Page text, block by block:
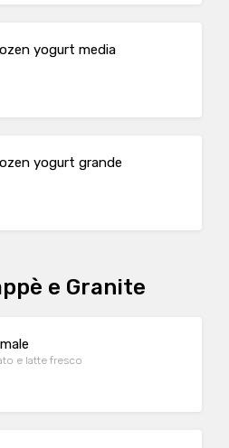
yogurt media
yogurt grande
e Granite
e latte fresco